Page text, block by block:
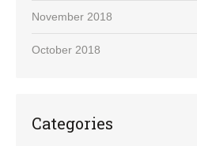
November 2018
October 2018
Categories